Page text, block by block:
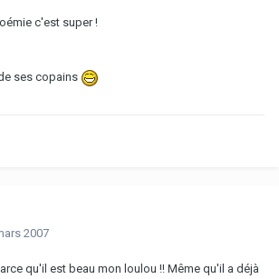
c'est super !
ses copains
2007
qu'il est beau mon loulou !! Même qu'il a déjà